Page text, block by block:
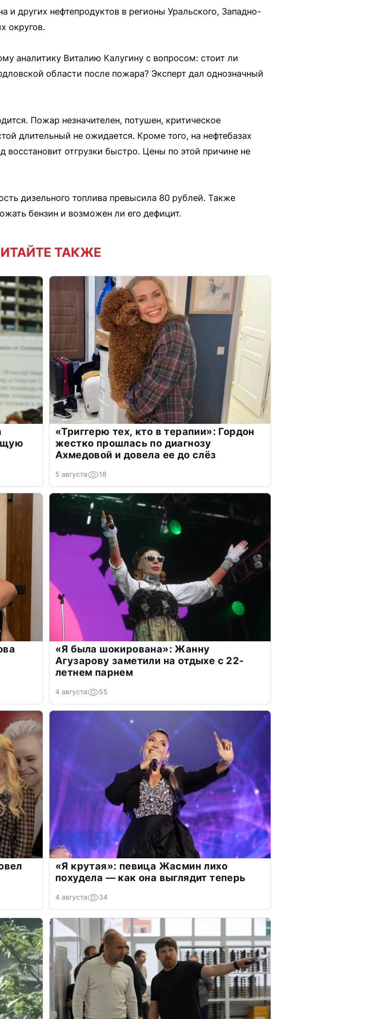
и других нефтепродуктов в регионы Уральского, Западно-
округов.
аналитику Виталию Калугину с вопросом: стоит ли
области после пожара? Эксперт дал однозначный
Пожар незначителен, потушен, критическое
длительный не ожидается. Кроме того, на нефтебазах
восстановит отгрузки быстро. Цены по этой причине не
дизельного топлива превысила 80 рублей. Также
бензин и возможен ли его дефицит.
ТАКЖЕ
«Триггерю тех, кто в терапии»: Гордон
жестко прошлась по диагнозу
Ахмедовой и довела ее до слёз
5 августа 18
«Я была шокирована»: Жанну
Агузарову заметили на отдыхе с 22-
летнем парнем
4 августа 55
«Я крутая»: певица Жасмин лихо
похудела — как она выглядит теперь
4 августа 34